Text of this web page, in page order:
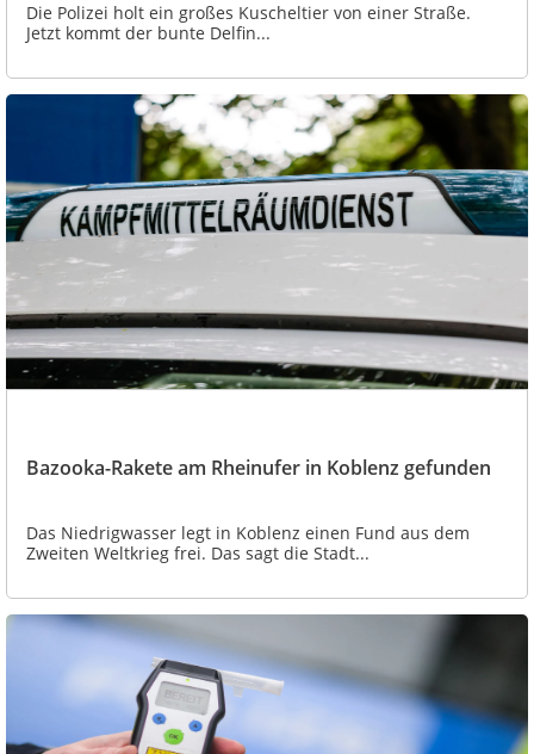
Die Polizei holt ein großes Kuscheltier von einer Straße.
Jetzt kommt der bunte Delfin...
Bazooka-Rakete am Rheinufer in Koblenz gefunden
Das Niedrigwasser legt in Koblenz einen Fund aus dem
Zweiten Weltkrieg frei. Das sagt die Stadt...